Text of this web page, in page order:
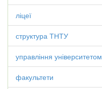
ліцеї
структура ТНТУ
управління університетом
факультети